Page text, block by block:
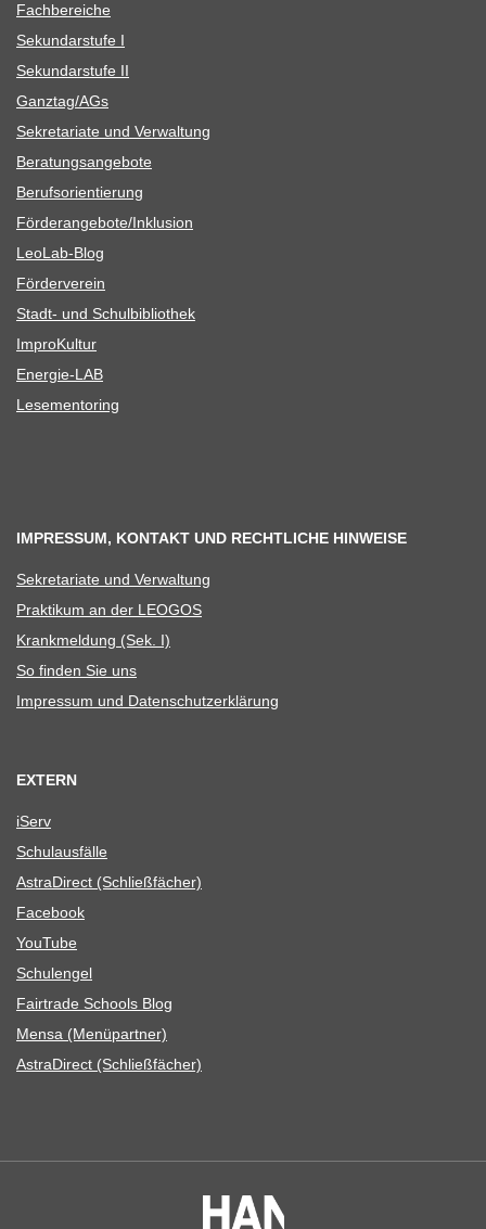
Fach­be­rei­che
Sekun­dar­stufe I
Sekun­dar­stufe II
Ganztag/​​AGs
Sekre­ta­riate und Verwaltung
Bera­tungs­an­ge­bote
Berufs­ori­en­tie­rung
Förderangebote/​​Inklusion
Leo­Lab-Blog
För­der­ver­ein
Stadt- und Schulbibliothek
Impro­Kul­tur
Ener­­gie-LAB
Lese­men­to­ring
IMPRESSUM, KONTAKT UND RECHTLICHE HINWEISE
Sekre­ta­riate und Verwaltung
Prak­ti­kum an der LEOGOS
Krank­mel­dung (Sek. I)
So fin­den Sie uns
Impres­sum und Datenschutzerklärung
EXTERN
iServ
Schul­aus­fälle
Astra­Di­rect (Schließ­fä­cher)
Face­book
You­Tube
Schul­en­gel
Fair­trade Schools Blog
Mensa (Menü­part­ner)
Astra­Di­rect (Schließ­fä­cher)